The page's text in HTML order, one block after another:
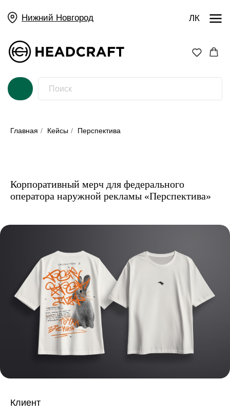
Нижний Новгород
Главная / Кейсы / Перспектива
Корпоративный мерч для федерального
оператора наружной рекламы «Перспектива»
Клиент